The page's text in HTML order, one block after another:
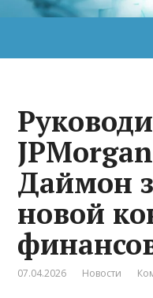
Даймон
новой
07.04.2026 Новости